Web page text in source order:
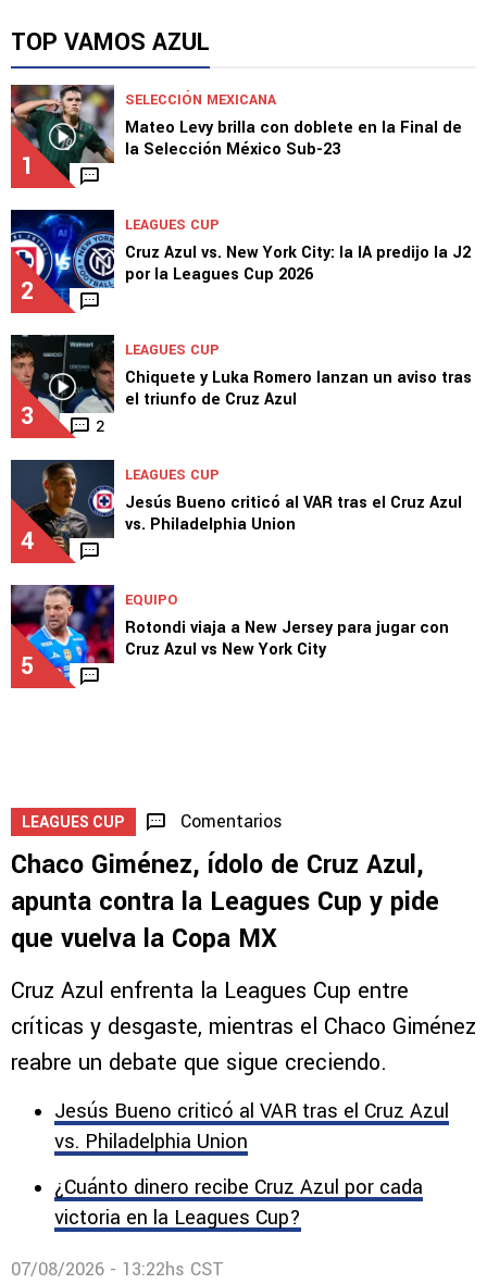
TOP VAMOS AZUL
1
SELECCIÓN MEXICANA
Mateo Levy brilla con doblete en la Final de
la Selección México Sub-23
2
LEAGUES CUP
Cruz Azul vs. New York City: la IA predijo la J2
por la Leagues Cup 2026
3 2
LEAGUES CUP
Chiquete y Luka Romero lanzan un aviso tras
el triunfo de Cruz Azul
4
LEAGUES CUP
Jesús Bueno criticó al VAR tras el Cruz Azul
vs. Philadelphia Union
5
EQUIPO
Rotondi viaja a New Jersey para jugar con
Cruz Azul vs New York City
LEAGUES CUP Comentarios
Chaco Giménez, ídolo de Cruz Azul,
apunta contra la Leagues Cup y pide
que vuelva la Copa MX
Cruz Azul enfrenta la Leagues Cup entre
críticas y desgaste, mientras el Chaco Giménez
reabre un debate que sigue creciendo.
Jesús Bueno criticó al VAR tras el Cruz Azul
vs. Philadelphia Union
¿Cuánto dinero recibe Cruz Azul por cada
victoria en la Leagues Cup?
07/08/2026 - 13:22hs CST